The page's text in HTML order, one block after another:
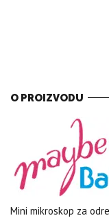
O PROIZVODU
Mini mikroskop za